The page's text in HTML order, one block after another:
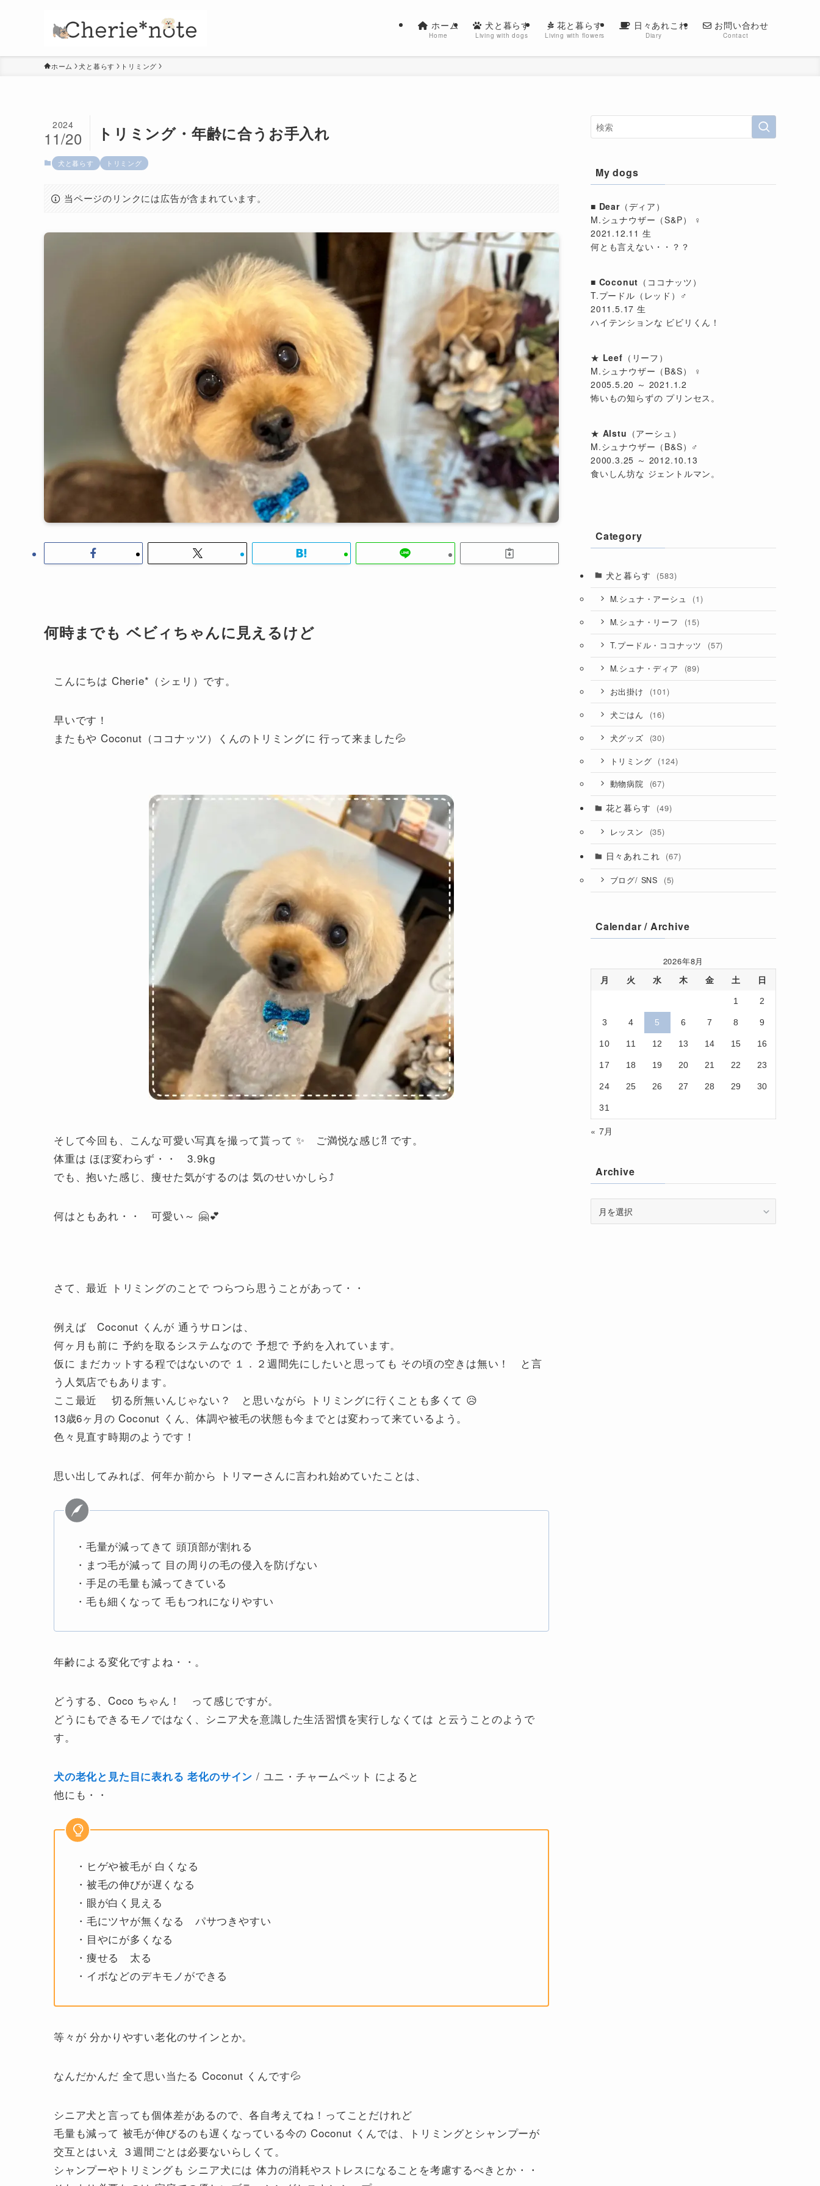
ホーム
Home
犬と暮らす
Living with dogs
花と暮らす
Living with flowers
日々あれこれ
Diary
お問い合わせ
Contact
ホーム 犬と暮らす トリミング
トリミング・年齢に合うお手入れ
2024
11/20
犬と暮らす トリミング
当ページのリンクには広告が含まれています。
何時までも ベビィちゃんに見えるけど
こんにちは Cherie*（シェリ）です。
早いです！
またもや Coconut（ココナッツ）くんのトリミングに 行って来ました💦
そして今回も、こんな可愛い写真を撮って貰って ✨ ご満悦な感じ⁈ です。
体重は ほぼ変わらず・・ 3.9kg
でも、抱いた感じ、痩せた気がするのは 気のせいかしら⤴
何はともあれ・・ 可愛い～ 🤗💕
さて、最近 トリミングのことで つらつら思うことがあって・・
例えば Coconut くんが 通うサロンは、
何ヶ月も前に 予約を取るシステムなので 予想で 予約を入れています。
仮に まだカットする程ではないので １．２週間先にしたいと思っても その頃の空きは無い！ と言
う人気店でもあります。
ここ最近 切る所無いんじゃない？ と思いながら トリミングに行くことも多くて 😥
13歳6ヶ月の Coconut くん、体調や被毛の状態も今までとは変わって来ているよう。
色々見直す時期のようです！
思い出してみれば、何年か前から トリマーさんに言われ始めていたことは、
・毛量が減ってきて 頭頂部が割れる
・まつ毛が減って 目の周りの毛の侵入を防げない
・手足の毛量も減ってきている
・毛も細くなって 毛もつれになりやすい
年齢による変化ですよね・・。
どうする、Coco ちゃん！ って感じですが。
どうにもできるモノではなく、シニア犬を意識した生活習慣を実行しなくては と云うことのようで
す。
犬の老化と見た目に表れる 老化のサイン / ユニ・チャームペット によると
他にも・・
・ヒゲや被毛が 白くなる
・被毛の伸びが遅くなる
・眼が白く見える
・毛にツヤが無くなる パサつきやすい
・目やにが多くなる
・痩せる 太る
・イボなどのデキモノができる
等々が 分かりやすい老化のサインとか。
なんだかんだ 全て思い当たる Coconut くんです💦
シニア犬と言っても個体差があるので、各自考えてね！ってことだけれど
毛量も減って 被毛が伸びるのも遅くなっている今の Coconut くんでは、トリミングとシャンプーが
交互とはいえ ３週間ごとは必要ないらしくて。
シャンプーやトリミングも シニア犬には 体力の消耗やストレスになることを考慮するべきとか・・
My dogs
■ Dear（ディア）
M.シュナウザー（S&P） ♀
2021.12.11 生
何とも言えない・・？？
■ Coconut （ココナッツ）
T.プードル（レッド）♂
2011.5.17 生
ハイテンションな ビビリくん！
★ Leef （リーフ）
M.シュナウザー（B&S） ♀
2005.5.20 ～ 2021.1.2
怖いもの知らずの プリンセス。
★ Alstu （アーシュ）
M.シュナウザー（B&S）♂
2000.3.25 ～ 2012.10.13
食いしん坊な ジェントルマン。
Category
犬と暮らす (583)
M.シュナ・アーシュ (1)
M.シュナ・リーフ (15)
T.プードル・ココナッツ (57)
M.シュナ・ディア (89)
お出掛け (101)
犬ごはん (16)
犬グッズ (30)
トリミング (124)
動物病院 (67)
花と暮らす (49)
レッスン (35)
日々あれこれ (67)
ブログ/ SNS (5)
Calendar / Archive
2026年8月
月 火 水 木 金 土 日
1 2
3 4 5 6 7 8 9
10 11 12 13 14 15 16
17 18 19 20 21 22 23
24 25 26 27 28 29 30
31
« 7月
Archive
Archive